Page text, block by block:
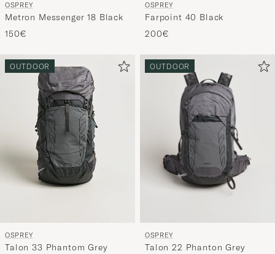
OSPREY
Metron Messenger 18 Black
150€
OSPREY
Farpoint 40 Black
200€
OUTDOOR
OSPREY
Talon 33 Phantom Grey
OUTDOOR
OSPREY
Talon 22 Phanton Grey